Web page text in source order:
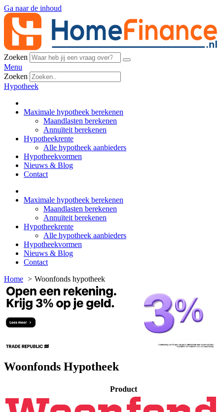
Ga naar de inhoud
Zoeken
Menu
Zoeken
Hypotheek
Maximale hypotheek berekenen
Maandlasten berekenen
Annuïteit berekenen
Hypotheekrente
Alle hypotheek aanbieders
Hypotheekvormen
Nieuws & Blog
Contact
Maximale hypotheek berekenen
Maandlasten berekenen
Annuïteit berekenen
Hypotheekrente
Alle hypotheek aanbieders
Hypotheekvormen
Nieuws & Blog
Contact
Home
Woonfonds hypotheek
Woonfonds Hypotheek
Product